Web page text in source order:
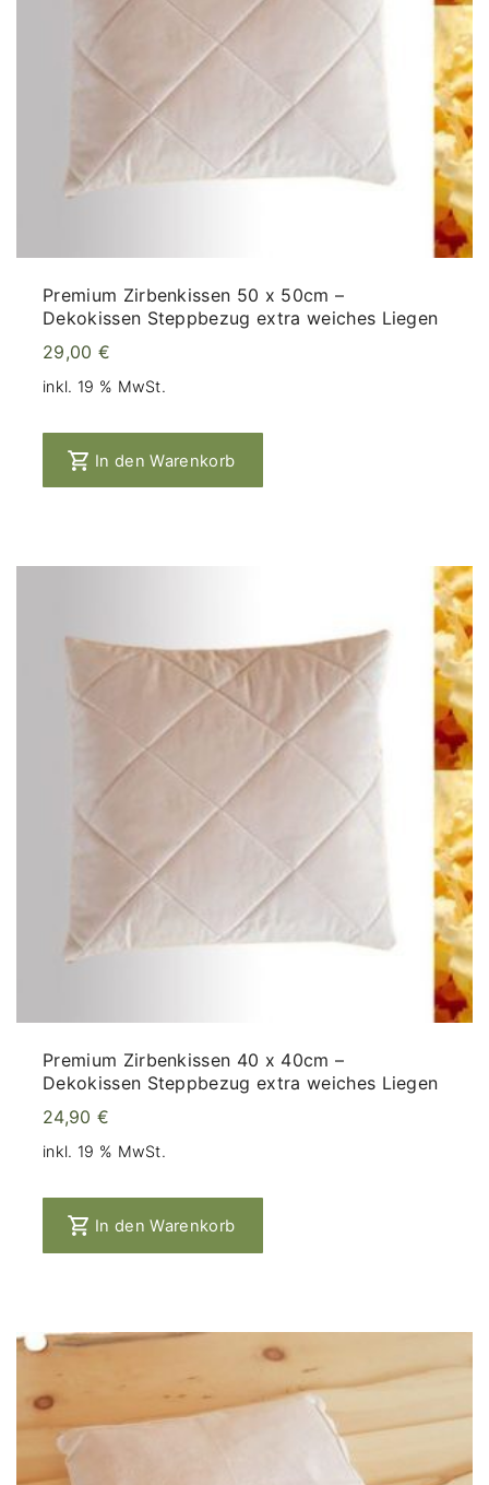
Premium Zirbenkissen 50 x 50cm –
Dekokissen Steppbezug extra weiches Liegen
29,00 €
inkl. 19 % MwSt.
In den Warenkorb
Premium Zirbenkissen 40 x 40cm –
Dekokissen Steppbezug extra weiches Liegen
24,90 €
inkl. 19 % MwSt.
In den Warenkorb